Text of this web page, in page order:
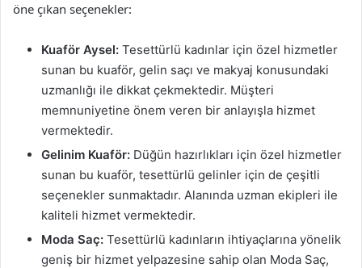
öne çıkan seçenekler:
Kuaför Aysel: Tesettürlü kadınlar için özel hizmetler
sunan bu kuaför, gelin saçı ve makyaj konusundaki
uzmanlığı ile dikkat çekmektedir. Müşteri
memnuniyetine önem veren bir anlayışla hizmet
vermektedir.
Gelinim Kuaför: Düğün hazırlıkları için özel hizmetler
sunan bu kuaför, tesettürlü gelinler için de çeşitli
seçenekler sunmaktadır. Alanında uzman ekipleri ile
kaliteli hizmet vermektedir.
Moda Saç: Tesettürlü kadınların ihtiyaçlarına yönelik
geniş bir hizmet yelpazesine sahip olan Moda Saç,